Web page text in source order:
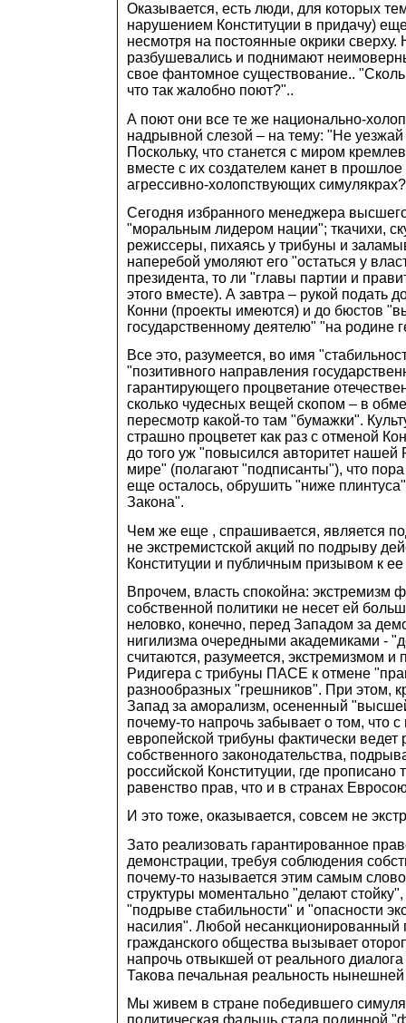
Оказывается, есть люди, для которых
нарушением Конституции в придачу)
несмотря на постоянные окрики
разбушевались и поднимают
свое фантомное существование..
что так жалобно поют?"..
А поют они все те же национально-
надрывной слезой – на тему: "Не уезжай
Поскольку, что станется с миром
вместе с их создателем канет в прошлое
агрессивно-холопствующих
Сегодня избранного менеджера
"моральным лидером нации"; ткачихи,
режиссеры, пихаясь у трибуны и
наперебой умоляют его "остаться у
президента, то ли "главы партии и
этого вместе). А завтра – рукой подать
Конни (проекты имеются) и до бюстов
государственному деятелю" "на родине
Все это, разумеется, во имя
"позитивного направления
гарантирующего процветание
сколько чудесных вещей скопом – в
пересмотр какой-то там "бумажки".
страшно процветет как раз с отменой
до того уж "повысился авторитет
мире" (полагают "подписанты"), что пора
еще осталось, обрушить "ниже
Закона".
Чем же еще , спрашивается, является
не экстремистской акций по подрыву
Конституции и публичным призывом к
Впрочем, власть спокойна: экстремизм
собственной политики не несет ей
неловко, конечно, перед Западом за
нигилизма очередными академиками -
считаются, разумеется, экстремизмом и
Ридигера с трибуны ПАСЕ к отмене
разнообразных "грешников". При этом,
Запад за аморализм, осененный
почему-то напрочь забывает о том, что
европейской трибуны фактически ведет
собственного законодательства,
российской Конституции, где прописано
равенство прав, что и в странах
И это тоже, оказывается, совсем не
Зато реализовать гарантированное
демонстрации, требуя соблюдения
почему-то называется этим самым
структуры моментально "делают
"подрыве стабильности" и "опасности
насилия". Любой несанкционированный
гражданского общества вызывает
напрочь отвыкшей от реального
Такова печальная реальность
Мы живем в стране победившего
политическая фальшь стала подинной